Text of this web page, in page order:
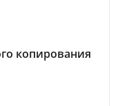
копирования